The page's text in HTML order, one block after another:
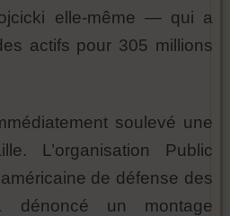
elle-même — qui a
actifs pour 305 millions
soulevé une
L’organisation Public
de défense des
dénoncé un montage